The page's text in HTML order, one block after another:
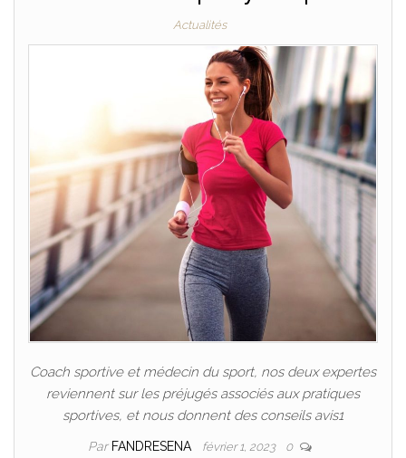
Actualités
Coach sportive et médecin du sport, nos deux expertes
reviennent sur les préjugés associés aux pratiques
sportives, et nous donnent des conseils avis1
Par FANDRESENA février 1, 2023 0